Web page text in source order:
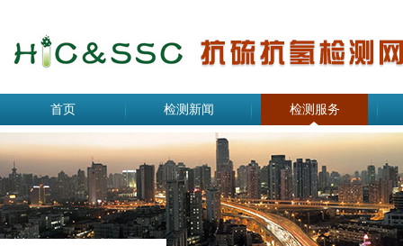
首页 检测新闻 检测服务